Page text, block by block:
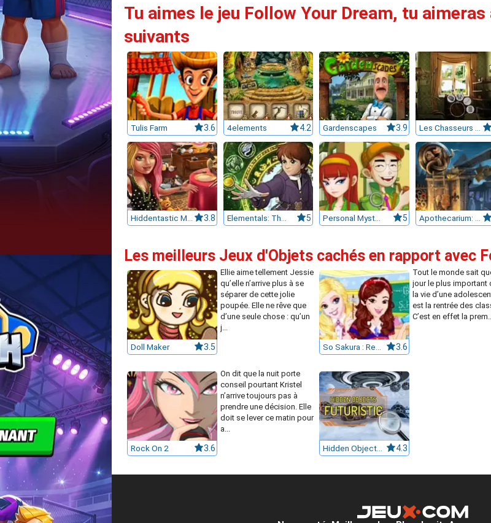
Tu aimes le jeu Follow Your Dream, tu
suivants
Tulis Farm 3.6 4elements 4.2 Gardenscapes 3.9 Les Chasseurs de Trésor : Rêves d'Or
Hiddentastic Mansion 3.8 Elementals: The Magic Key 5 Personal Mystery 5 Apothecarium: The Renaissance of evil
Les meilleurs Jeux d'Objets cachés en rapport avec
Doll Maker 3.5
Ellie aime tellement Jessie
qu’elle n’arrive plus à se
séparer de cette jolie
poupée. Elle ne rêve que
d’une seule chose : qu’un
j...
3.6
Tout le monde sait
jour le plus important
la vie d’une
est la rentrée des
C’est en effet la
Rock On 2 3.6
On dit que la nuit porte
conseil pourtant Kristel
n’arrive toujours pas à
prendre une décision. Elle
doit se lever ce matin pour
a...
4.3